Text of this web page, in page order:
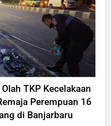
TKP Kecelakaan
Perempuan 16
di Banjarbaru